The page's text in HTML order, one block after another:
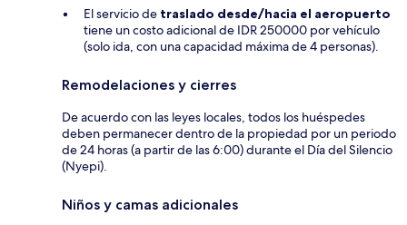
El servicio de traslado desde/hacia el aeropuerto
tiene un costo adicional de IDR 250000 por vehículo
(solo ida, con una capacidad máxima de 4 personas).
Remodelaciones y cierres
De acuerdo con las leyes locales, todos los huéspedes
deben permanecer dentro de la propiedad por un periodo
de 24 horas (a partir de las 6:00) durante el Día del Silencio
(Nyepi).
Niños y camas adicionales